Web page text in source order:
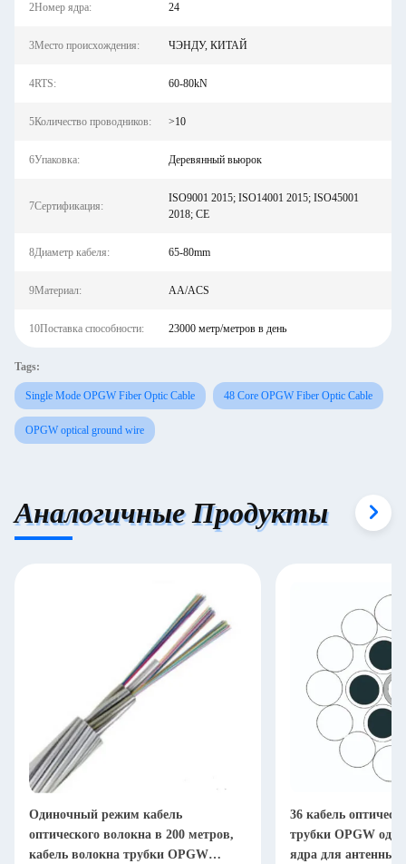
2Номер ядра: 24
3Место происхождения: ЧЭНДУ, КИТАЙ
4RTS: 60-80kN
5Количество проводников: >10
6Упаковка: Деревянный вьюрок
7Сертификация:
ISO9001 2015; ISO14001 2015; ISO45001
2018; CE
8Диаметр кабеля: 65-80mm
9Материал: AA/ACS
10Поставка способности: 23000 метр/метров в день
Tags:
Single Mode OPGW Fiber Optic Cable 48 Core OPGW Fiber Optic Cable
OPGW optical ground wire
Аналогичные Продукты
Одиночный режим кабель
оптического волокна в 200 метров,
кабель волокна трубки OPGW
36 кабель
трубки OPGW
ядра для антенны